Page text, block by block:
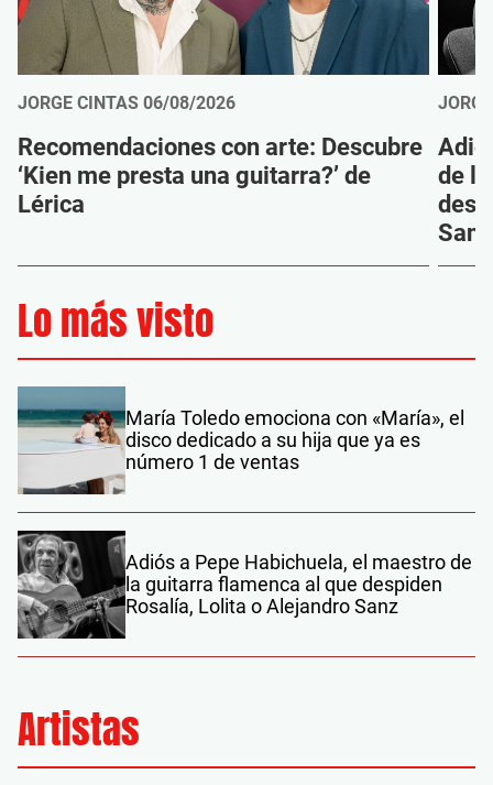
JORGE CINTAS 06/08/2026
Recomendaciones con arte: Descubre
‘Kien me presta una guitarra?’ de
Lérica
de
Sanz
Lo más visto
María Toledo emociona con «María», el
disco dedicado a su hija que ya es
número 1 de ventas
Adiós a Pepe Habichuela, el maestro de
la guitarra flamenca al que despiden
Rosalía, Lolita o Alejandro Sanz
Artistas